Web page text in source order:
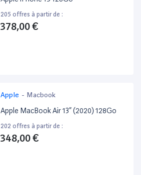
205 offres à partir de :
378,00 €
Apple - Macbook
Apple MacBook Air 13” (2020) 128Go
202 offres à partir de :
348,00 €